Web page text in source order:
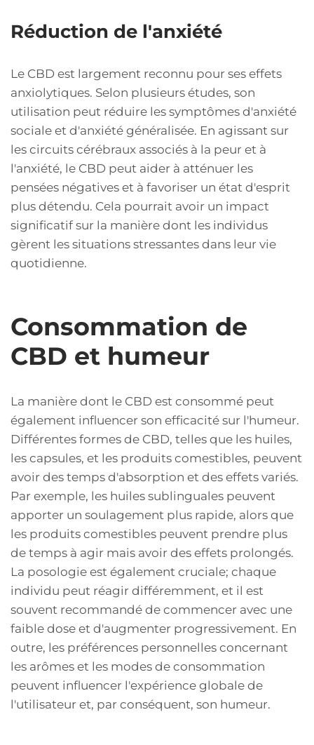
Réduction de l'anxiété
Le CBD est largement reconnu pour ses effets
anxiolytiques. Selon plusieurs études, son
utilisation peut réduire les symptômes d'anxiété
sociale et d'anxiété généralisée. En agissant sur
les circuits cérébraux associés à la peur et à
l'anxiété, le CBD peut aider à atténuer les
pensées négatives et à favoriser un état d'esprit
plus détendu. Cela pourrait avoir un impact
significatif sur la manière dont les individus
gèrent les situations stressantes dans leur vie
quotidienne.
Consommation de
CBD et humeur
La manière dont le CBD est consommé peut
également influencer son efficacité sur l'humeur.
Différentes formes de CBD, telles que les huiles,
les capsules, et les produits comestibles, peuvent
avoir des temps d'absorption et des effets variés.
Par exemple, les huiles sublinguales peuvent
apporter un soulagement plus rapide, alors que
les produits comestibles peuvent prendre plus
de temps à agir mais avoir des effets prolongés.
La posologie est également cruciale; chaque
individu peut réagir différemment, et il est
souvent recommandé de commencer avec une
faible dose et d'augmenter progressivement. En
outre, les préférences personnelles concernant
les arômes et les modes de consommation
peuvent influencer l'expérience globale de
l'utilisateur et, par conséquent, son humeur.